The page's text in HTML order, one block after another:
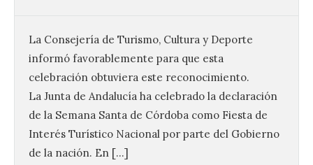
La Consejería de Turismo, Cultura y Deporte
informó favorablemente para que esta
celebración obtuviera este reconocimiento.
La Junta de Andalucía ha celebrado la declaración
de la Semana Santa de Córdoba como Fiesta de
Interés Turístico Nacional por parte del Gobierno
de la nación. En […]
Tech
10 Ago 2026
Los Campamentos
Salamanca Tech, que se
desarrollan hasta el 4 de
septiembre en nueve
turnos semanales con
capacidad para 120 niños cada uno. Un